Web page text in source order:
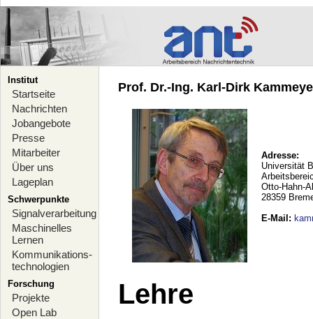
Institut
Startseite
Nachrichten
Jobangebote
Presse
Mitarbeiter
Über uns
Lageplan
Schwerpunkte
Signalverarbeitung
Maschinelles
Lernen
Kommunikations-
technologien
Forschung
Projekte
Open Lab
Prof. Dr.-Ing. Karl-Dirk
Adresse:
Universität
Otto-Hahn-
28359
E-Mail :
Lehre